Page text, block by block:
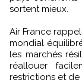
sortent mieux.
Air France
mondial
les marchés
réallouer
restrictions et